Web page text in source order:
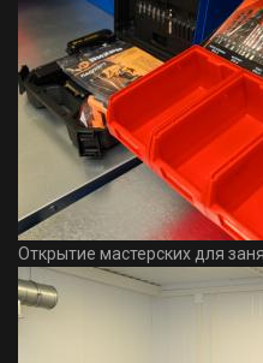
Открытие мастерских для